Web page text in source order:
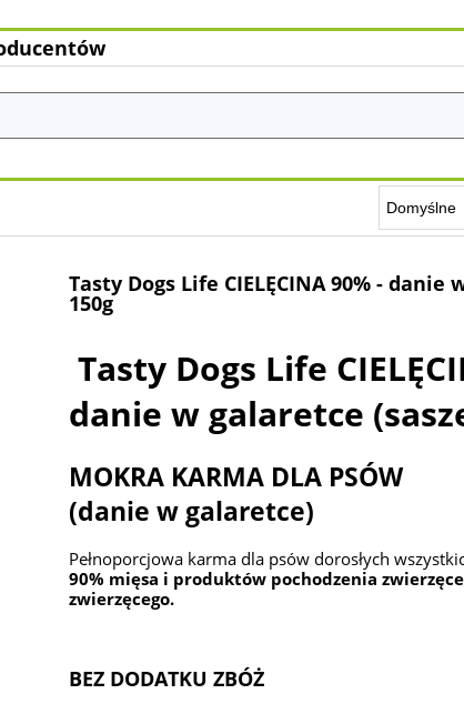
Tasty Dogs Life CIELĘCINA 90% -
150g
Tasty Dogs Life
danie w galaretce
MOKRA KARMA DLA PSÓW
(danie w galaretce)
Pełnoporcjowa karma dla psów dorosłych
90% mięsa i produktów pochodzenia
zwierzęcego.
BEZ DODATKU ZBÓŻ